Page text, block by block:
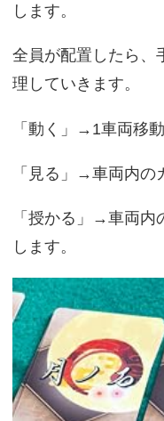
します。
全員が配置したら、
理していきます。
「動く」→1車両移動
「見る」→車両内の
「授かる」→車両内
します。